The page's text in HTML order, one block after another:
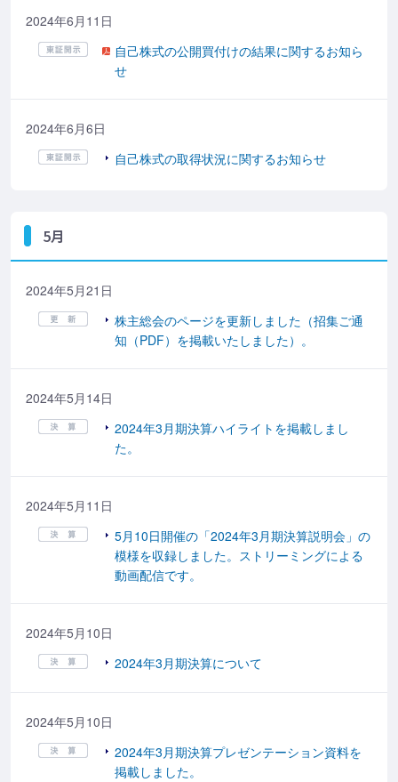
2024年6月11日
自己株式の公開買付けの結果に関するお知ら
せ
2024年6月6日
自己株式の取得状況に関するお知らせ
5月
2024年5月21日
株主総会のページを更新しました（招集ご通
知（PDF）を掲載いたしました）。
2024年5月14日
2024年3月期決算ハイライトを掲載しまし
た。
2024年5月11日
5月10日開催の「2024年3月期決算説明会」の
模様を収録しました。ストリーミングによる
動画配信です。
2024年5月10日
2024年3月期決算について
2024年5月10日
2024年3月期決算プレゼンテーション資料を
掲載しました。